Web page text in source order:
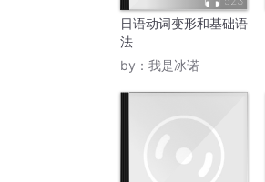
日语动词变形和基础语
法
by： 我是冰诺